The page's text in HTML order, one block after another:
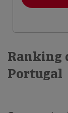
Ranking
Portugal